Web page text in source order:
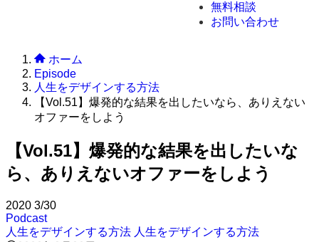
無料相談
お問い合わせ
ホーム
Episode
人生をデザインする方法
【Vol.51】爆発的な結果を出したいなら、ありえない
オファーをしよう
【Vol.51】爆発的な結果を出したいな
ら、ありえないオファーをしよう
2020 3/30
Podcast
人生をデザインする方法 人生をデザインする方法